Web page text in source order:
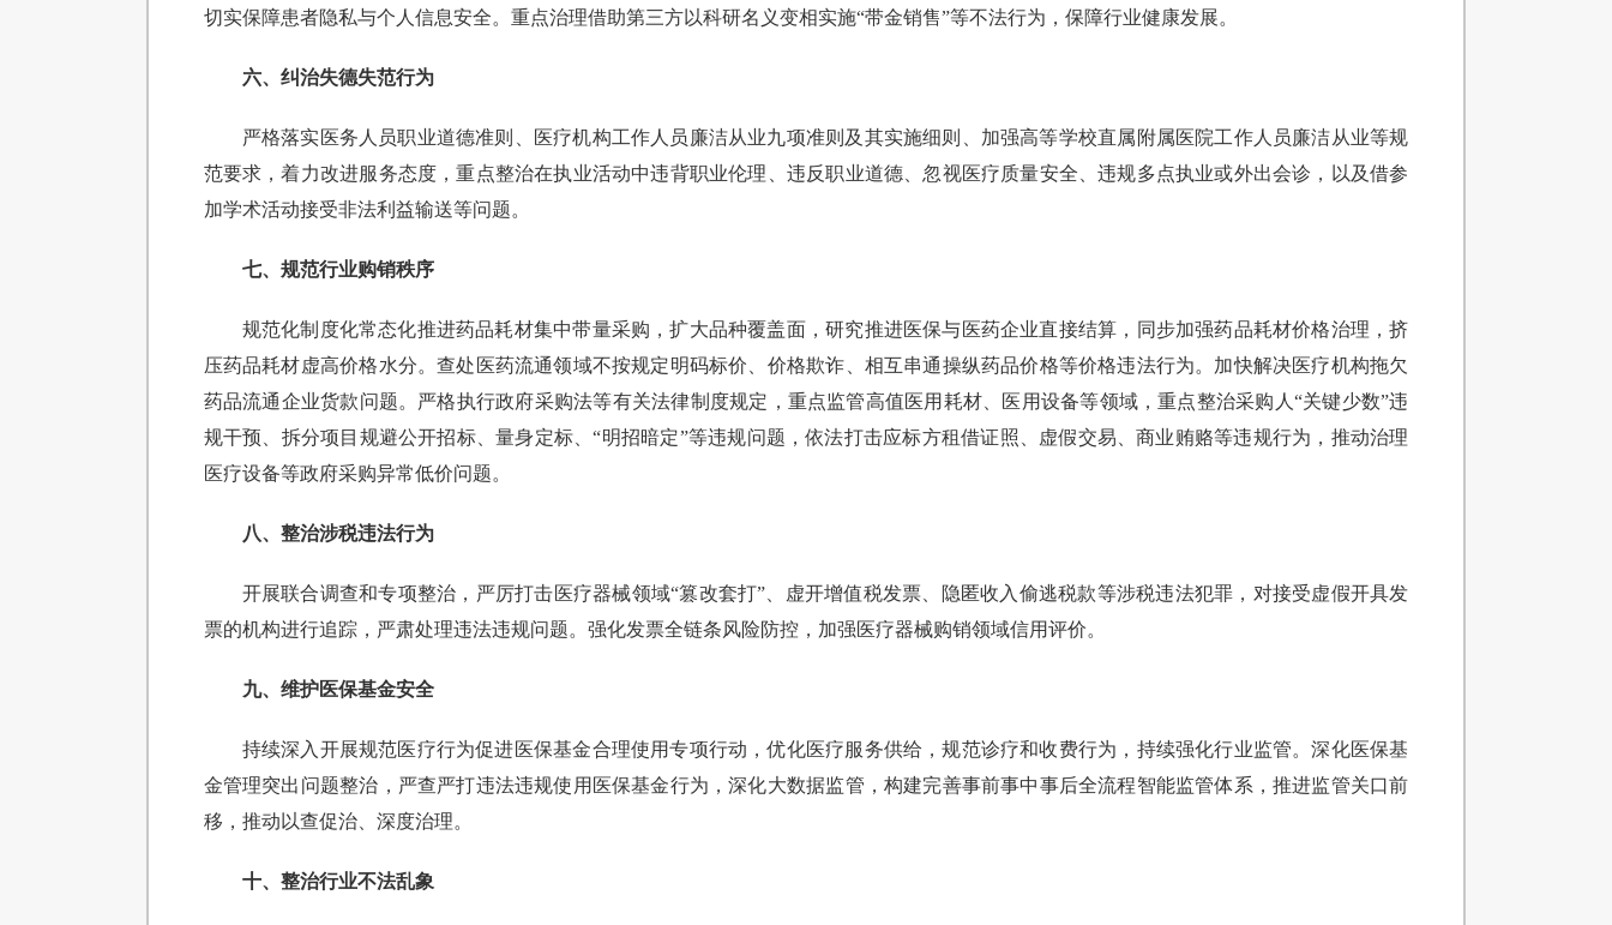
切实保障患者隐私与个人信息安全。重点治理借助第三方以科研名义变相实施“带金销售”等不法行为，保障行业健康发展。
六、纠治失德失范行为
严格落实医务人员职业道德准则、医疗机构工作人员廉洁从业九项准则及其实施细则、加强高等学校直属附属医院工作人员廉洁从业等规
范要求，着力改进服务态度，重点整治在执业活动中违背职业伦理、违反职业道德、忽视医疗质量安全、违规多点执业或外出会诊，以及借参
加学术活动接受非法利益输送等问题。
七、规范行业购销秩序
规范化制度化常态化推进药品耗材集中带量采购，扩大品种覆盖面，研究推进医保与医药企业直接结算，同步加强药品耗材价格治理，挤
压药品耗材虚高价格水分。查处医药流通领域不按规定明码标价、价格欺诈、相互串通操纵药品价格等价格违法行为。加快解决医疗机构拖欠
药品流通企业货款问题。严格执行政府采购法等有关法律制度规定，重点监管高值医用耗材、医用设备等领域，重点整治采购人“关键少数”违
规干预、拆分项目规避公开招标、量身定标、“明招暗定”等违规问题，依法打击应标方租借证照、虚假交易、商业贿赂等违规行为，推动治理
医疗设备等政府采购异常低价问题。
八、整治涉税违法行为
开展联合调查和专项整治，严厉打击医疗器械领域“篡改套打”、虚开增值税发票、隐匿收入偷逃税款等涉税违法犯罪，对接受虚假开具发
票的机构进行追踪，严肃处理违法违规问题。强化发票全链条风险防控，加强医疗器械购销领域信用评价。
九、维护医保基金安全
持续深入开展规范医疗行为促进医保基金合理使用专项行动，优化医疗服务供给，规范诊疗和收费行为，持续强化行业监管。深化医保基
金管理突出问题整治，严查严打违法违规使用医保基金行为，深化大数据监管，构建完善事前事中事后全流程智能监管体系，推进监管关口前
移，推动以查促治、深度治理。
十、整治行业不法乱象